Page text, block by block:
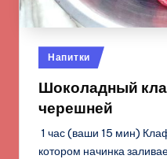
Опубликовано
в
Напитки
Шоколадный
черешней
1 час (ваши 15 мин)
котором начинка